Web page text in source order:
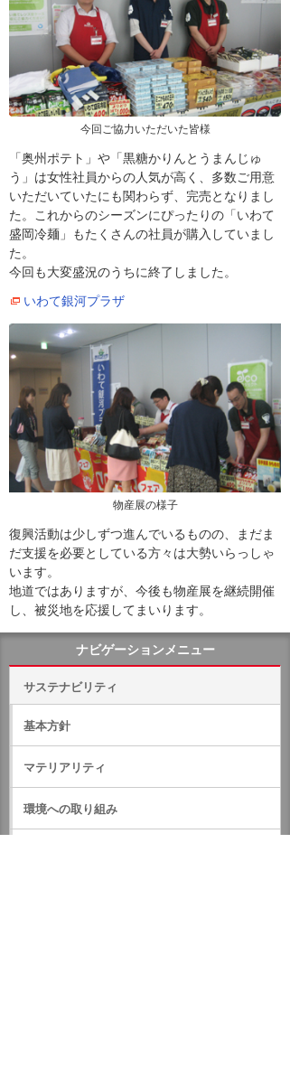
今回ご協力いただいた皆様
「奥州ポテト」や「黒糖かりんとうまんじゅ
う」は女性社員からの人気が高く、多数ご用意
いただいていたにも関わらず、完売となりまし
た。これからのシーズンにぴったりの「いわて
盛岡冷麺」もたくさんの社員が購入していまし
た。
今回も大変盛況のうちに終了しました。
いわて銀河プラザ
物産展の様子
復興活動は少しずつ進んでいるものの、まだま
だ支援を必要としている方々は大勢いらっしゃ
います。
地道ではありますが、今後も物産展を継続開催
し、被災地を応援してまいります。
ナビゲーションメニュー
サステナビリティ
基本方針
マテリアリティ
環境への取り組み